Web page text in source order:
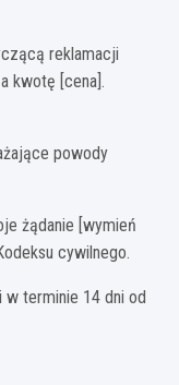
reklamacji
kwotę [cena].
powody
żądanie [wymień
cywilnego.
terminie 14 dni od